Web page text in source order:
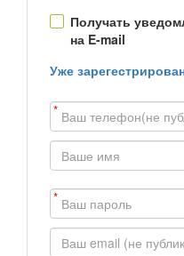
Получать
на E-mail
Уже
*
*